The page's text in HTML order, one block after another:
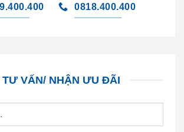
0818.400.400
VẤN/ NHẬN ƯU ĐÃI